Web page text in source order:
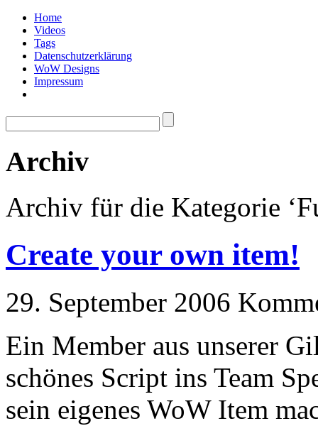
Home
Videos
Tags
Datenschutzerklärung
WoW Designs
Impressum
Archiv
Archiv für die Kategorie
Create your own item!
29. September 2006
Ein Member aus unserer
schönes Script ins Team
sein eigenes WoW Item